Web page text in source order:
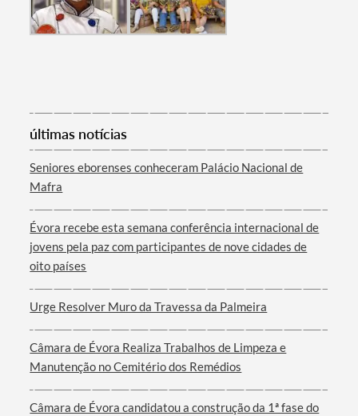
últimas notícias
Seniores eborenses conheceram Palácio Nacional de
Mafra
Évora recebe esta semana conferência internacional de
jovens pela paz com participantes de nove cidades de
oito países
Urge Resolver Muro da Travessa da Palmeira
Câmara de Évora Realiza Trabalhos de Limpeza e
Manutenção no Cemitério dos Remédios
Câmara de Évora candidatou a construção da 1ª fase do